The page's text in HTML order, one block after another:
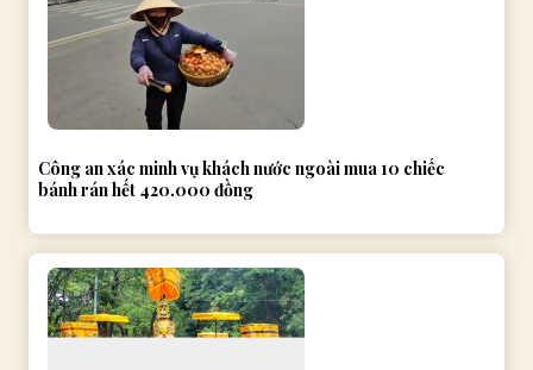
Công an xác minh vụ khách nước ngoài mua 10 chiếc
bánh rán hết 420.000 đồng